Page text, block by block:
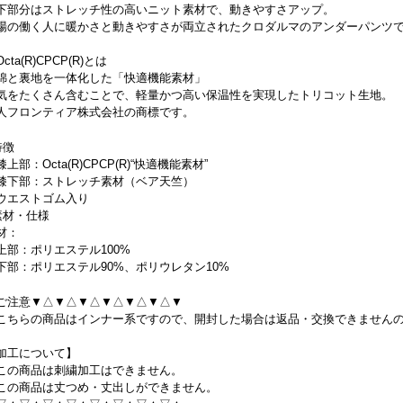
部分はストレッチ性の高いニット素材で、動きやすさアップ。
の働く人に暖かさと動きやすさが両立されたクロダルマのアンダーパンツで
とは
と裏地を一体化した「快適機能素材」
をたくさん含むことで、軽量かつ高い保温性を実現したトリコット生地。
フロンティア株式会社の商標です。
徴
上部：Octa(R)CPCP(R)“快適機能素材”
下部：ストレッチ素材（ベア天竺）
エストゴム入り
・仕様
：
部：ポリエステル100%
部：ポリエステル90%、ポリウレタン10%
注意▼△▼△▼△▼△▼△▼△▼
らの商品はインナー系ですので、開封した場合は返品・交換できませんの
工について】
の商品は刺繍加工はできません。
の商品は丈つめ・丈出しができません。